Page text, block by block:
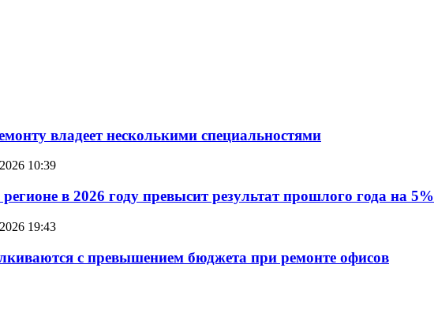
владеет несколькими специальностями
10:39
в 2026 году превысит результат прошлого года на 5%
19:43
с превышением бюджета при ремонте офисов